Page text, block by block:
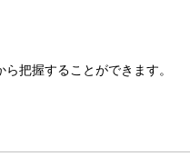
把握することができます。